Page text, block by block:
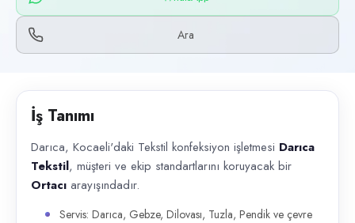
Başvuru kanalları
WhatsApp, Telefon
Darıca, Kocaeli'daki Tekstil konfeksiyon işletmesi Darıca Tekstil ,
Ara
İş Tanımı
Darıca, Kocaeli'daki Tekstil konfeksiyon işletmesi Darıca
Tekstil, müşteri ve ekip standartlarını koruyacak bir
Ortacı arayışındadır.
Servis: Darıca, Gebze, Dilovası, Tuzla, Pendik ve çevre